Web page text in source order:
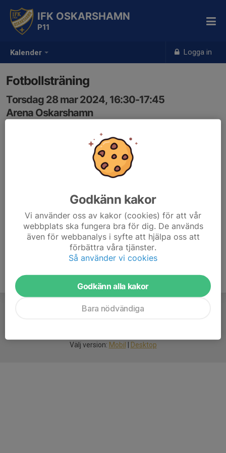
Kalender Logga in
IFK OSKARSHAMN
P11
Fotbollsträning
Torsdag 28 mar 2024, 16:30-17:45
Arena Oskarshamn
Nya träningstider och ny plats
Arena Oskarshamn
Tisdagar & Torsdagar 16.30 - 17.45
Välj version: Mobil Desktop
Godkänn kakor
Vi använder oss av kakor (cookies) för att vår
webbplats ska fungera bra för dig. De används
även för webbanalys i syfte att hjälpa oss att
förbättra våra tjänster.
Så använder vi cookies
Godkänn alla kakor
Bara nödvändiga